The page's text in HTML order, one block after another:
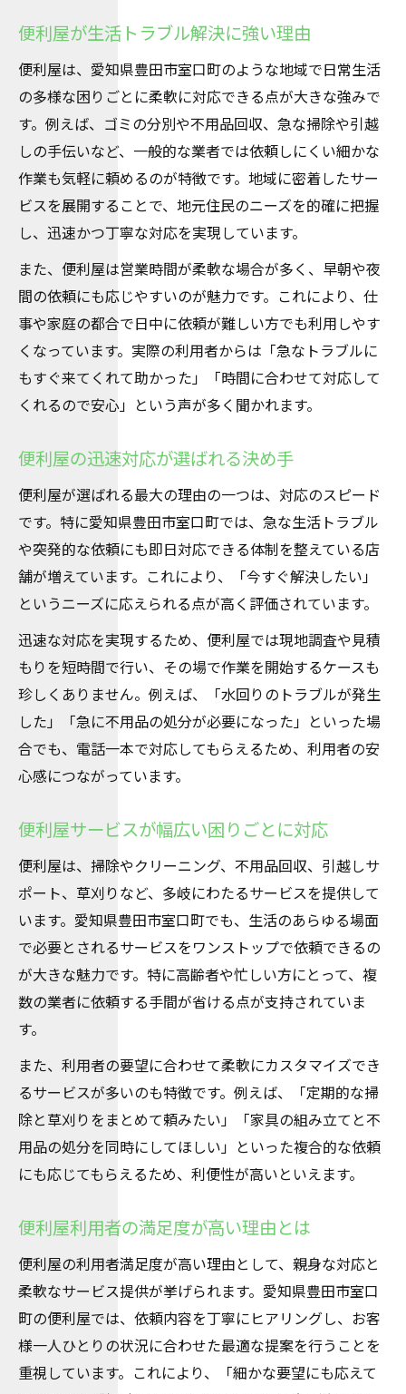
便利屋が生活トラブル解決に強い理由
便利屋は、愛知県豊田市室口町のような地域で日常生活
の多様な困りごとに柔軟に対応できる点が大きな強みで
す。例えば、ゴミの分別や不用品回収、急な掃除や引越
しの手伝いなど、一般的な業者では依頼しにくい細かな
作業も気軽に頼めるのが特徴です。地域に密着したサー
ビスを展開することで、地元住民のニーズを的確に把握
し、迅速かつ丁寧な対応を実現しています。
また、便利屋は営業時間が柔軟な場合が多く、早朝や夜
間の依頼にも応じやすいのが魅力です。これにより、仕
事や家庭の都合で日中に依頼が難しい方でも利用しやす
くなっています。実際の利用者からは「急なトラブルに
もすぐ来てくれて助かった」「時間に合わせて対応して
くれるので安心」という声が多く聞かれます。
便利屋の迅速対応が選ばれる決め手
便利屋が選ばれる最大の理由の一つは、対応のスピード
です。特に愛知県豊田市室口町では、急な生活トラブル
や突発的な依頼にも即日対応できる体制を整えている店
舗が増えています。これにより、「今すぐ解決したい」
というニーズに応えられる点が高く評価されています。
迅速な対応を実現するため、便利屋では現地調査や見積
もりを短時間で行い、その場で作業を開始するケースも
珍しくありません。例えば、「水回りのトラブルが発生
した」「急に不用品の処分が必要になった」といった場
合でも、電話一本で対応してもらえるため、利用者の安
心感につながっています。
便利屋サービスが幅広い困りごとに対応
便利屋は、掃除やクリーニング、不用品回収、引越しサ
ポート、草刈りなど、多岐にわたるサービスを提供して
います。愛知県豊田市室口町でも、生活のあらゆる場面
で必要とされるサービスをワンストップで依頼できるの
が大きな魅力です。特に高齢者や忙しい方にとって、複
数の業者に依頼する手間が省ける点が支持されていま
す。
また、利用者の要望に合わせて柔軟にカスタマイズでき
るサービスが多いのも特徴です。例えば、「定期的な掃
除と草刈りをまとめて頼みたい」「家具の組み立てと不
用品の処分を同時にしてほしい」といった複合的な依頼
にも応じてもらえるため、利便性が高いといえます。
便利屋利用者の満足度が高い理由とは
便利屋の利用者満足度が高い理由として、親身な対応と
柔軟なサービス提供が挙げられます。愛知県豊田市室口
町の便利屋では、依頼内容を丁寧にヒアリングし、お客
様一人ひとりの状況に合わせた最適な提案を行うことを
重視しています。これにより、「細かな要望にも応えて